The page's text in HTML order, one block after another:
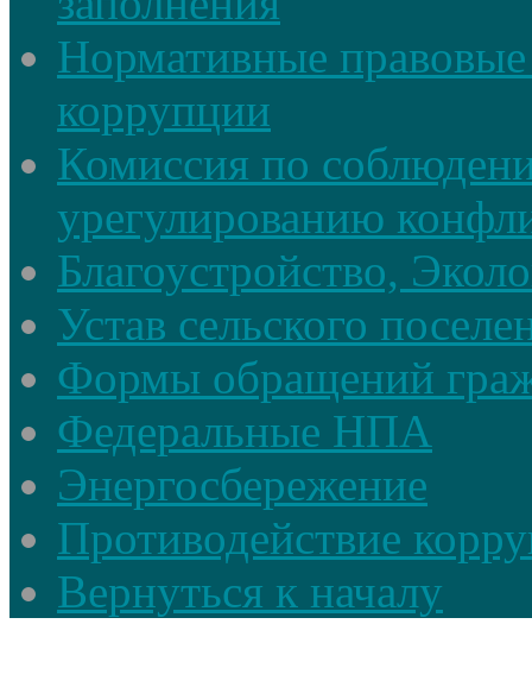
Нормативные
коррупции
Комиссия по
урегулированию
Благоустройство,
Устав сельского
Формы обращений
Федеральные НПА
Энергосбережение
Противодействие
Вернуться к началу